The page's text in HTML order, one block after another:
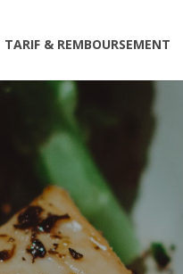
TARIF & REMBOURSEMENT